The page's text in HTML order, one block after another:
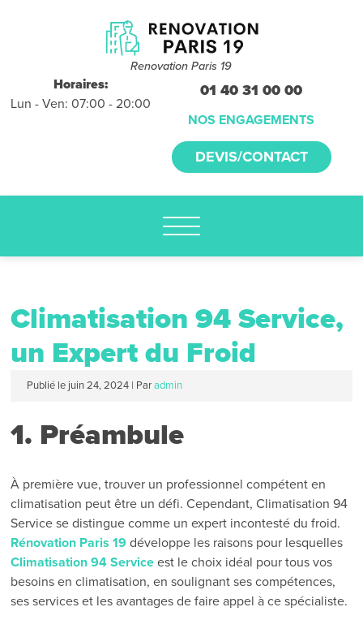
Renovation Paris 19
Horaires:
Lun - Ven: 07:00 - 20:00
01 40 31 00 00
NOS ENGAGEMENTS
DEVIS/CONTACT
déplacements
gratuitssans
engagement
appelez-nous :
01.40.31.00.00
Climatisation 94 Service,
un Expert du Froid
Publié le juin 24, 2024 | Par admin
1. Préambule
À première vue, trouver un professionnel compétent en
climatisation peut être un défi. Cependant, Climatisation 94
Service se distingue comme un expert incontesté du froid.
Rénovation Paris 19 développe les raisons pour lesquelles
Climatisation 94 Service est le choix idéal pour tous vos
besoins en climatisation, en soulignant ses compétences,
ses services et les avantages de faire appel à ce spécialiste.